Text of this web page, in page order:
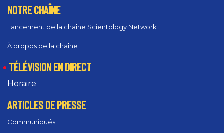
NOTRE CHAÎNE
Lancement de la chaîne Scientology Network
À propos de la chaîne
TÉLÉVISION EN DIRECT
Horaire
ARTICLES DE PRESSE
Communiqués